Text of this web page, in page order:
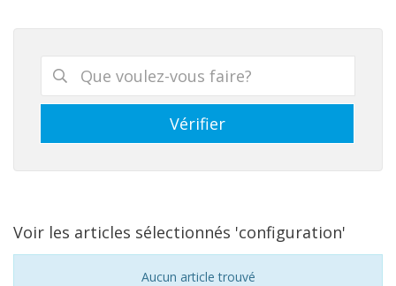
Voir les articles sélectionnés 'configuration'
Aucun article trouvé